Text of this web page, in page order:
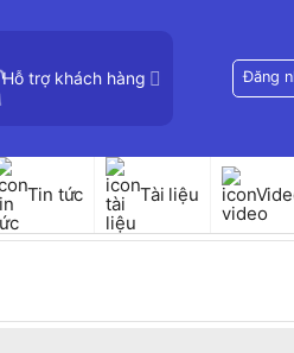
Hỗ trợ khách hàng Đăng
Tin tức Tài liệu